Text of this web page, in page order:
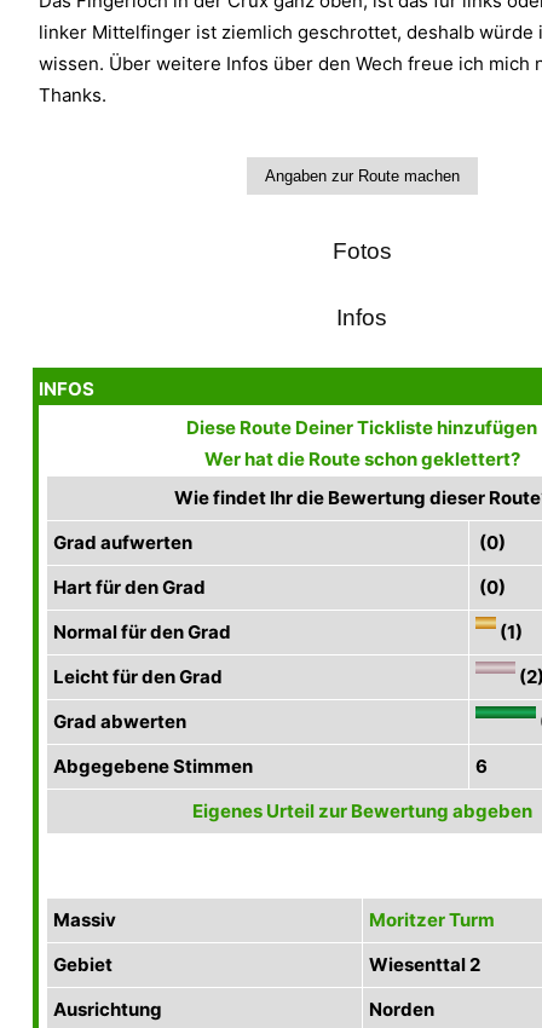
linker Mittelfinger ist ziemlich geschrottet, deshalb würde
wissen. Über weitere Infos über den Wech freue ich mich
Thanks.
Fotos
Infos
INFOS
Diese Route Deiner Tickliste hinzufügen
Wer hat die Route schon geklettert?
Wie findet Ihr die Bewertung dieser
Grad aufwerten
(0)
Hart für den Grad
(0)
Normal für den Grad
(1)
Leicht für den Grad
Grad abwerten
Abgegebene Stimmen
6
Eigenes Urteil zur Bewertung abgeben
Massiv
Moritzer Turm
Gebiet
Wiesenttal 2
Ausrichtung
Norden